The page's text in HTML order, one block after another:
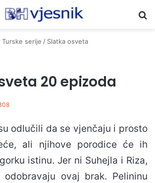
Turske serije / Slatka osveta
20 epizoda
odlučili da se vjenčaju i prosto
ali njihove porodice će ih
istinu. Jer ni Suhejla i Riza,
ovaj brak. Pelininu